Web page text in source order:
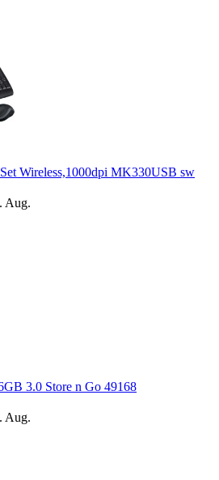
Wireless,1000dpi MK330USB sw
Aug.
3.0 Store n Go 49168
Aug.